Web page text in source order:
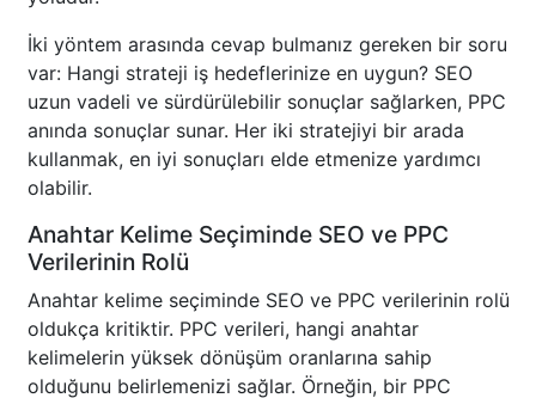
İki yöntem arasında cevap bulmanız gereken bir soru
var: Hangi strateji iş hedeflerinize en uygun? SEO
uzun vadeli ve sürdürülebilir sonuçlar sağlarken, PPC
anında sonuçlar sunar. Her iki stratejiyi bir arada
kullanmak, en iyi sonuçları elde etmenize yardımcı
olabilir.
Anahtar Kelime Seçiminde SEO ve PPC
Verilerinin Rolü
Anahtar kelime seçiminde SEO ve PPC verilerinin rolü
oldukça kritiktir. PPC verileri, hangi anahtar
kelimelerin yüksek dönüşüm oranlarına sahip
olduğunu belirlemenizi sağlar. Örneğin, bir PPC